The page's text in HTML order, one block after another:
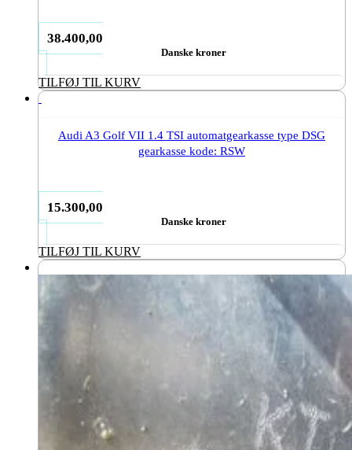
38.400,00
Danske kroner
TILFØJ TIL KURV
Audi A3 Golf VII 1.4 TSI automatgearkasse type DSG
gearkasse kode: RSW
15.300,00
Danske kroner
TILFØJ TIL KURV